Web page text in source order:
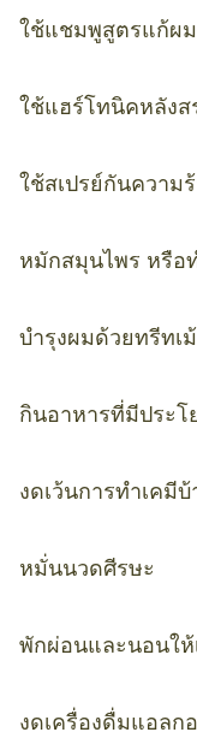
ใช้แชมพูสูตรแก้ผม
ใช้แฮร์โทนิคหลังส
ใช้สเปรย์กันความ
หมักสมุนไพร หรือ
บำรุงผมด้วยทรีทเ
กินอาหารที่มีประโ
งดเว้นการทำเคมีบ้
หมั่นนวดศีรษะ
พักผ่อนและนอนให้
งดเครื่องดื่มแอลก